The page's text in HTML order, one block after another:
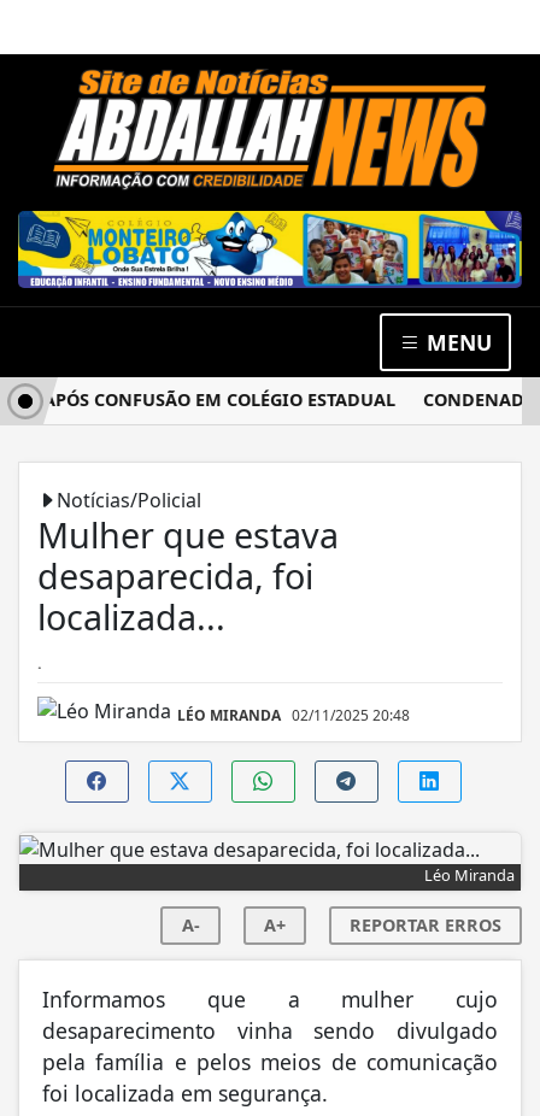
MENU
APÓS CONFUSÃO EM COLÉGIO ESTADUAL CONDENADO
Notícias/Policial
Mulher que estava
desaparecida, foi
localizada...
.
LÉO MIRANDA 02/11/2025 20:48
Léo Miranda
A- A+ REPORTAR ERROS
Informamos que a mulher cujo
desaparecimento vinha sendo divulgado
pela família e pelos meios de comunicação
foi localizada em segurança.